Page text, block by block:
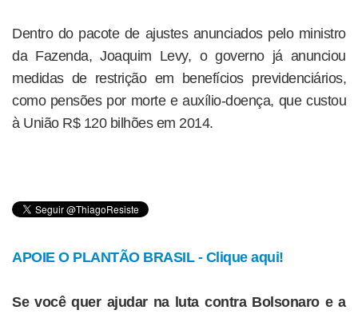
Dentro do pacote de ajustes anunciados pelo ministro
da Fazenda, Joaquim Levy, o governo já anunciou
medidas de restrição em benefícios previdenciários,
como pensões por morte e auxílio-doença, que custou
à União R$ 120 bilhões em 2014.
APOIE O PLANTÃO BRASIL - Clique aqui!
Se você quer ajudar na luta contra Bolsonaro e a